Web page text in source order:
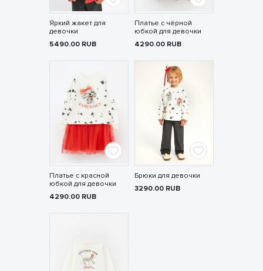
Яркий жакет для
девочки
5490.00 RUB
Платье с чёрной
юбкой для девочки
4290.00 RUB
Платье с красной
юбкой для девочки
4290.00 RUB
Брюки для девочки
3290.00 RUB